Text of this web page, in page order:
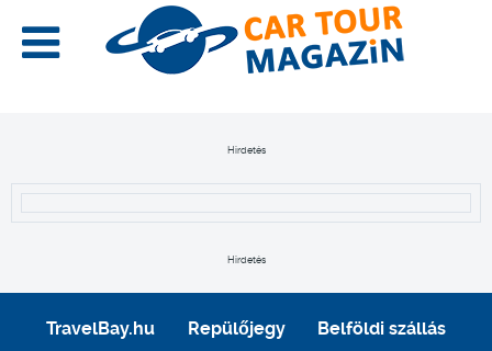
Hirdetés
Hirdetés
TravelBay.hu Repülőjegy Belföldi szállás